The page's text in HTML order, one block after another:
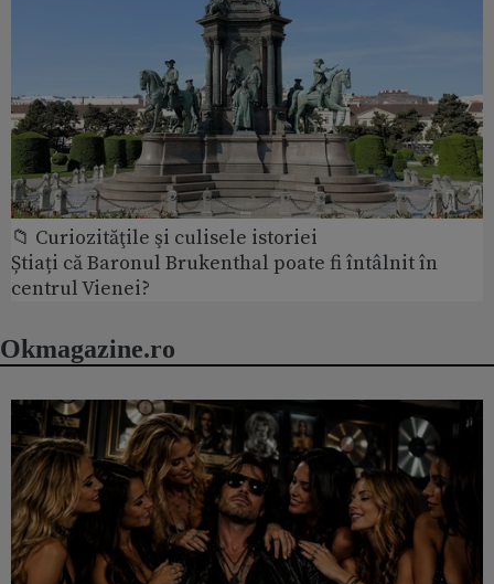
📁 Curiozităţile şi culisele istoriei
Știați că Baronul Brukenthal poate fi întâlnit în
centrul Vienei?
Okmagazine.ro